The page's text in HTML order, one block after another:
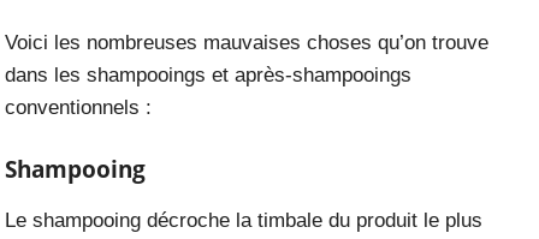
Voici les nombreuses mauvaises choses qu’on trouve
dans les shampooings et après-shampooings
conventionnels :
Shampooing
Le shampooing décroche la timbale du produit le plus